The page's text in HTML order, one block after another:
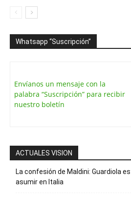
Whatsapp “Suscripción”
Envíanos un mensaje con la
palabra “Suscripción” para recibir
nuestro boletín
ACTUALES VISION
La confesión de Maldini: Guardiola
asumir en Italia